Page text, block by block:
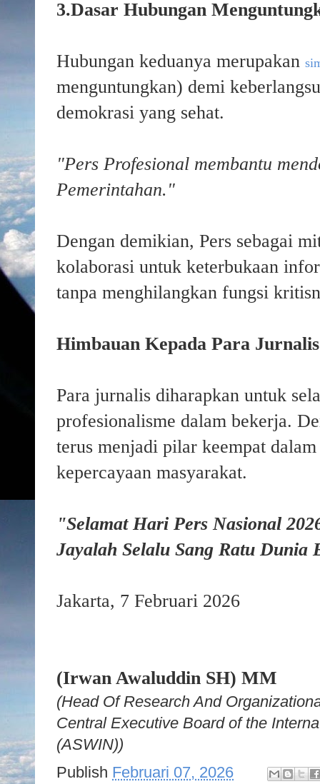
3.Dasar Hubungan
Hubungan keduanya merupakan
menguntungkan) demi
demokrasi yang sehat.
"Pers Profesional membantu
Pemerintahan."
Dengan demikian, Pers sebagai
kolaborasi untuk keterbukaan
tanpa menghilangkan fungsi
Himbauan Kepada Para Jurnalis
Para jurnalis diharapkan untuk
profesionalisme dalam bekerja.
terus menjadi pilar keempat
kepercayaan masyarakat.
"Selamat Hari Pers Nasional
Jayalah Selalu Sang Ratu Dunia
Jakarta, 7 Februari 2026
(Irwan Awaluddin SH) MM
(Head Of Research And
Central Executive Board of the
(ASWIN))
Publish Februari 07, 2026